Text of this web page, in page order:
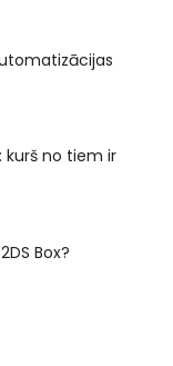
kurš no tiem ir
Box?